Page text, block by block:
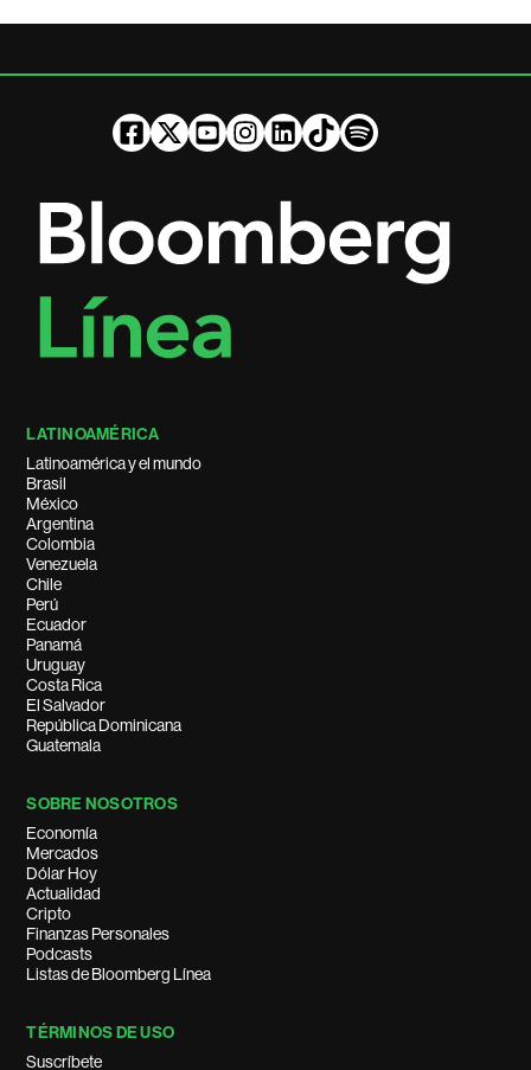
LATINOAMÉRICA
Latinoamérica y el mundo
Brasil
México
Argentina
Colombia
Venezuela
Chile
Perú
Ecuador
Panamá
Uruguay
Costa Rica
El Salvador
República Dominicana
Guatemala
SOBRE NOSOTROS
Economía
Mercados
Dólar Hoy
Actualidad
Cripto
Finanzas Personales
Podcasts
Listas de Bloomberg Línea
TÉRMINOS DE USO
Suscríbete